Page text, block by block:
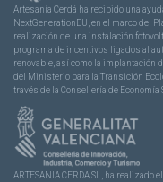
Artesanía Cerdá ha recibido una
NextGenerationEU, en el marco del
realización de una instalación
programa de incentivos ligados al
renovable, así como la implantación
del Ministerio para la Transición
través de la Consellería de Economía
ARTESANIA CERDA SL, ha realizado